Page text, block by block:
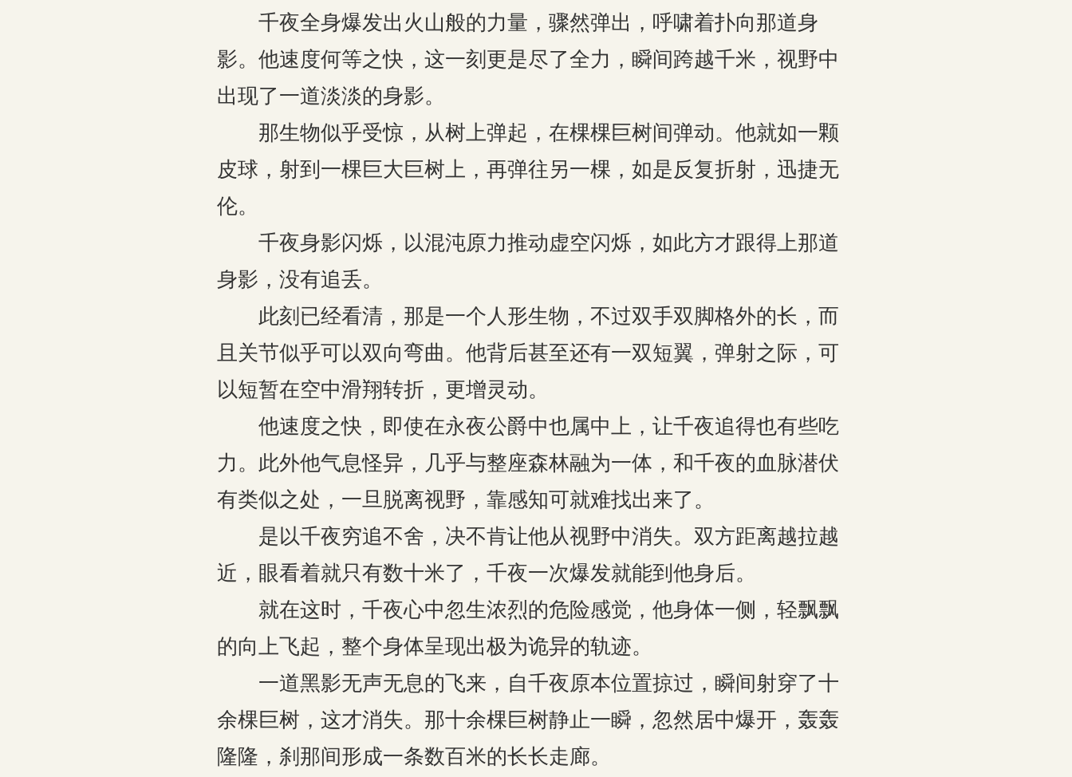
千夜全身爆发出火山般的力量，骤然弹出，呼啸着扑向那道身
影。他速度何等之快，这一刻更是尽了全力，瞬间跨越千米，视野中
出现了一道淡淡的身影。
那生物似乎受惊，从树上弹起，在棵棵巨树间弹动。他就如一颗
皮球，射到一棵巨大巨树上，再弹往另一棵，如是反复折射，迅捷无
伦。
千夜身影闪烁，以混沌原力推动虚空闪烁，如此方才跟得上那道
身影，没有追丢。
此刻已经看清，那是一个人形生物，不过双手双脚格外的长，而
且关节似乎可以双向弯曲。他背后甚至还有一双短翼，弹射之际，可
以短暂在空中滑翔转折，更增灵动。
他速度之快，即使在永夜公爵中也属中上，让千夜追得也有些吃
力。此外他气息怪异，几乎与整座森林融为一体，和千夜的血脉潜伏
有类似之处，一旦脱离视野，靠感知可就难找出来了。
是以千夜穷追不舍，决不肯让他从视野中消失。双方距离越拉越
近，眼看着就只有数十米了，千夜一次爆发就能到他身后。
就在这时，千夜心中忽生浓烈的危险感觉，他身体一侧，轻飘飘
的向上飞起，整个身体呈现出极为诡异的轨迹。
一道黑影无声无息的飞来，自千夜原本位置掠过，瞬间射穿了十
余棵巨树，这才消失。那十余棵巨树静止一瞬，忽然居中爆开，轰轰
隆隆，刹那间形成一条数百米的长长走廊。